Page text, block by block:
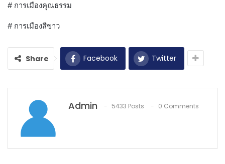
# การเมืองคุณธรรม
# การเมืองสีขาว
Share Facebook Twitter
Admin 5433 Posts 0 Comments